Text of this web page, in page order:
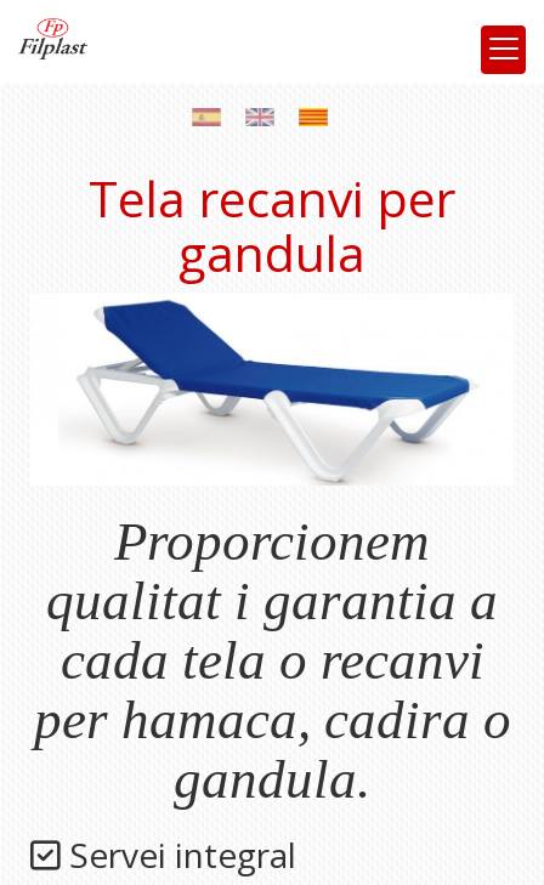
Tela recanvi per
gandula
Proporcionem
qualitat i garantia a
cada tela o recanvi
per hamaca, cadira o
gandula.
Servei integral